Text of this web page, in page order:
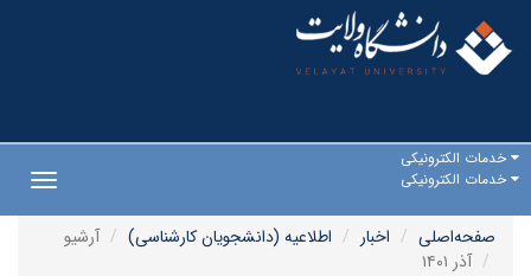
خدمات الکترونیکی
خدمات الکترونیکی
صفحه‌اصلی
اخبار اطلاعیه (دانشجویان کارشناسی)
آرشیو
آذر ۱۴۰۱